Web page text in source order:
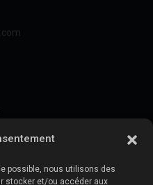
possible, nous utilisons des
stocker et/ou accéder aux